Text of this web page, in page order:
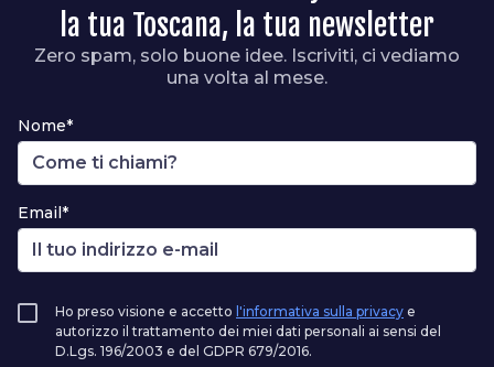
la tua Toscana, la tua newsletter
Zero spam, solo buone idee. Iscriviti, ci vediamo
una volta al mese.
Nome*
Email*
Ho preso visione e accetto l'informativa sulla privacy e
autorizzo il trattamento dei miei dati personali ai sensi del
D.Lgs. 196/2003 e del GDPR 679/2016.